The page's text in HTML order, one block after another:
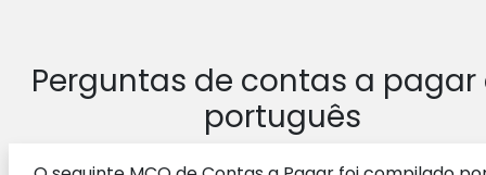
Perguntas de contas a pagar
português